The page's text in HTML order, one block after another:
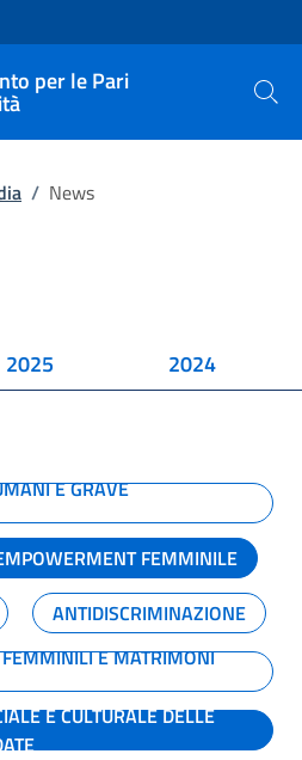
per le Pari
Cerca
/ News
2025 2024
E GRAVE
FEMMINILE
ANTIDISCRIMINAZIONE
E MATRIMONI
E CULTURALE DELLE